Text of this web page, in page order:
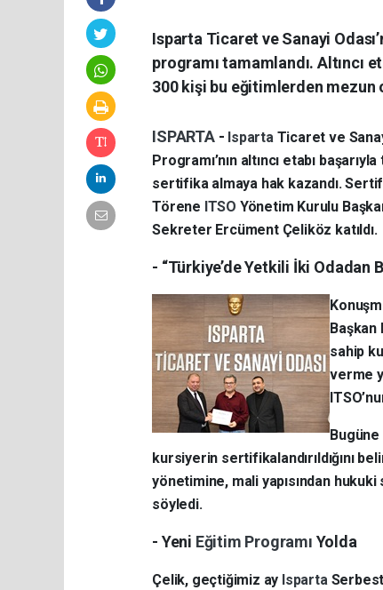
Isparta Ticaret ve Sanayi
programı tamamlandı. Altıncı
300 kişi bu eğitimlerden mezun
ISPARTA - Isparta Ticaret ve
Programı’nın altıncı etabı
sertifika almaya hak kazandı.
Törene ITSO Yönetim Kurulu
Sekreter Ercüment Çeliköz katıldı.
- “Türkiye’de Yetkili İki Odadan
Başkan
sahip
verme
kursiyerin sertifikalandırıldığını
yönetimine, mali yapısından
söyledi.
- Yeni Eğitim Programı Yolda
Çelik, geçtiğimiz ay Isparta